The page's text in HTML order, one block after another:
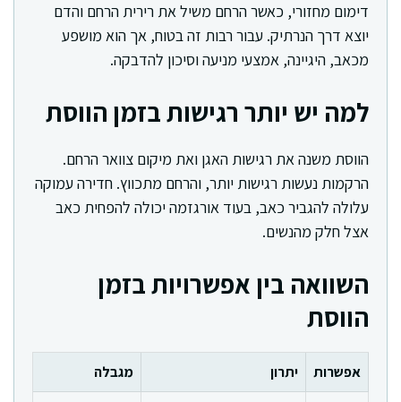
דימום מחזורי, כאשר הרחם משיל את רירית הרחם והדם
יוצא דרך הנרתיק. עבור רבות זה בטוח, אך הוא מושפע
מכאב, היגיינה, אמצעי מניעה וסיכון להדבקה.
למה יש יותר רגישות בזמן הווסת
הווסת משנה את רגישות האגן ואת מיקום צוואר הרחם.
הרקמות נעשות רגישות יותר, והרחם מתכווץ. חדירה עמוקה
עלולה להגביר כאב, בעוד אורגזמה יכולה להפחית כאב
אצל חלק מהנשים.
השוואה בין אפשרויות בזמן
הווסת
אפשרות יתרון מגבלה